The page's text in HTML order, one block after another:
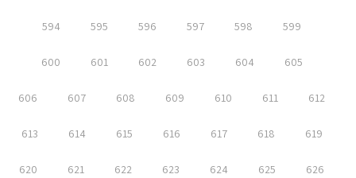
594 595 596 597 598 599
600 601 602 603 604 605
606 607 608 609 610 611 612
613 614 615 616 617 618 619
620 621 622 623 624 625 626